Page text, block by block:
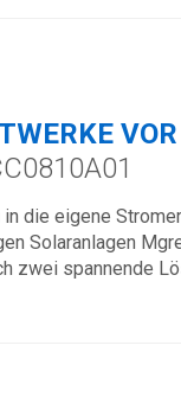
VOR
die eigene
Solaranlagen
zwei spannende